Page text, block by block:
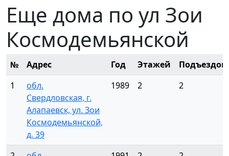
Еще дома по ул Зои
Космодемьянской
№ Адрес Год Этажей
Подъездов
1
обл.
Свердловская, г.
Алапаевск, ул. Зои
Космодемьянской,
д. 39
1989 2 2